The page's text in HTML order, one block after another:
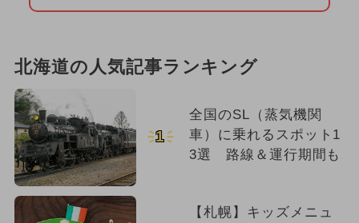
北海道の人気記事ランキング
1
全国のSL（蒸気機関
車）に乗れるスポット1
3選 路線＆運行期間も
【札幌】キッズメニュ